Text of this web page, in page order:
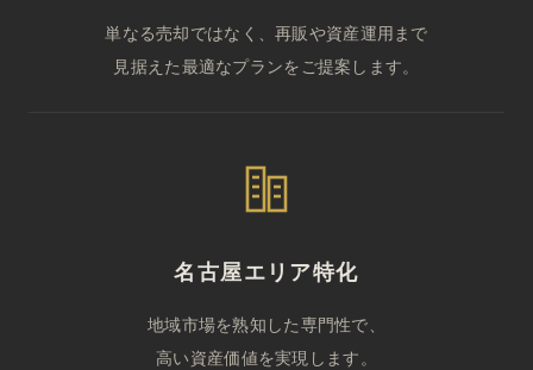
単なる売却ではなく、再販や資産運用まで
見据えた最適なプランをご提案します。
名古屋エリア特化
地域市場を熟知した専門性で、
高い資産価値を実現します。